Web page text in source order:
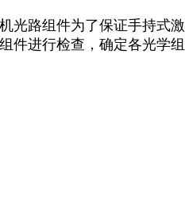
光路组件为了保证手持式
件进行检查，确定各光学